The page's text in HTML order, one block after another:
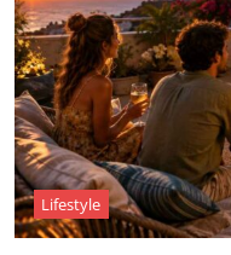
Lifestyle